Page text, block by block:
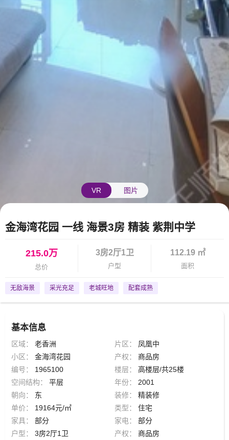
VR 图片
金海湾花园 一线 海景3房 精装 紫荆中学
215.0万
总价
3房2厅1卫
户型
112.19 ㎡
面积
无敌海景 采光充足 老城旺地 配套成熟
基本信息
区域： 老香洲 片区：
凤凰中
小区：
金海湾花园 产权：
商品房
编号：
1965100 楼层：
高楼层/共25楼
空间结构：
平层 年份：
2001
朝向：
东 装修：
精装修
单价：
19164元/㎡ 类型：
住宅
家具：
部分 家电：
部分
户型：
3房2厅1卫 产权： 商品房